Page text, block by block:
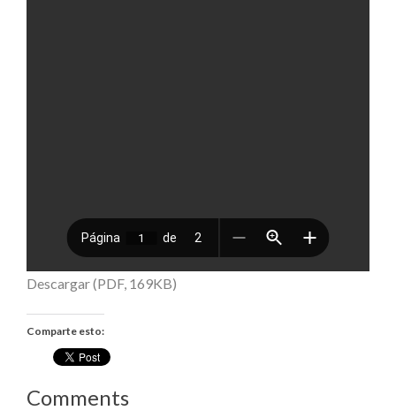
Descargar (PDF, 169KB)
Comparte esto:
Comments